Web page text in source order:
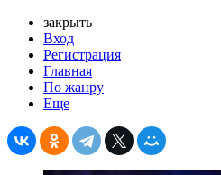
закрыть
Вход
Регистрация
Главная
По жанру
Еще